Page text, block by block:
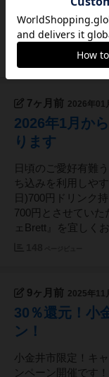
休日ですが臨時営
約にて営業とさせ
前日までに事前に
7ヶ月前 2026年01
2026年1月か
ります
日頃のご愛好有難
ち込みを利用しや
日)700円ドリンク
700円とさせてい
ェBrett』を宜しく
9ヶ月前 2025年11
30％還元！小
ン！
小金井市限定！キ
ンペーン開催です